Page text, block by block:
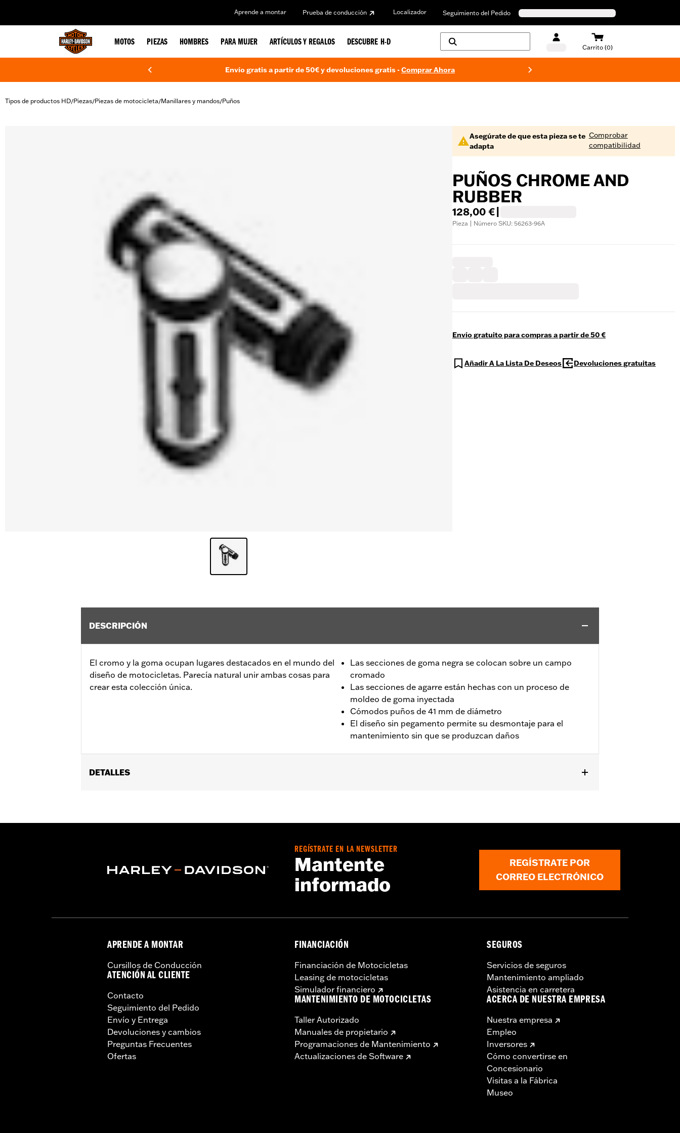
Aprende a montar Prueba de conducción Localizador Seguimiento del Pedido
MOTOS PIEZAS HOMBRES PARA MUJER ARTÍCULOS Y REGALOS DESCUBRE H-D
Carrito (0)
Envío gratis a partir de 50€ y devoluciones gratis -Comprar Ahora
Tipos de productos HD/Piezas/Piezas de motocicleta/Manillares y mandos/Puños
Asegúrate de que esta pieza se te
adapta
Comprobar
compatibilidad
PUÑOS CHROME AND
RUBBER
128,00 €
Pieza | Número SKU: 56263-96A
Envío gratuito para compras a partir de 50 €
Añadir A La Lista De Deseos Devoluciones gratuitas
DESCRIPCIÓN
El cromo y la goma ocupan lugares destacados en el mundo del
diseño de motocicletas. Parecía natural unir ambas cosas para
crear esta colección única.
Las secciones de goma negra se colocan sobre un campo
cromado
Las secciones de agarre están hechas con un proceso de
moldeo de goma inyectada
Cómodos puños de 41 mm de diámetro
El diseño sin pegamento permite su desmontaje para el
mantenimiento sin que se produzcan daños
DETALLES
Instrucciones de instalación
Pulgadas
Contenido del embalaje: Puños derecho e izquierdo
REGÍSTRATE EN LA NEWSLETTER
Mantente
informado
REGÍSTRATE POR
CORREO ELECTRÓNICO
APRENDE A MONTAR
Cursillos de Conducción
ATENCIÓN AL CLIENTE
Contacto
Seguimiento del Pedido
Envío y Entrega
Devoluciones y cambios
Preguntas Frecuentes
Ofertas
FINANCIACIÓN
Financiación de Motocicletas
Leasing de motocicletas
Simulador financiero
MANTENIMIENTO DE MOTOCICLETAS
Taller Autorizado
Manuales de propietario
Programaciones de Mantenimiento
Actualizaciones de Software
SEGUROS
Servicios de seguros
Mantenimiento ampliado
Asistencia en carretera
ACERCA DE NUESTRA EMPRESA
Nuestra empresa
Empleo
Inversores
Cómo convertirse en
Concesionario
Visitas a la Fábrica
Museo